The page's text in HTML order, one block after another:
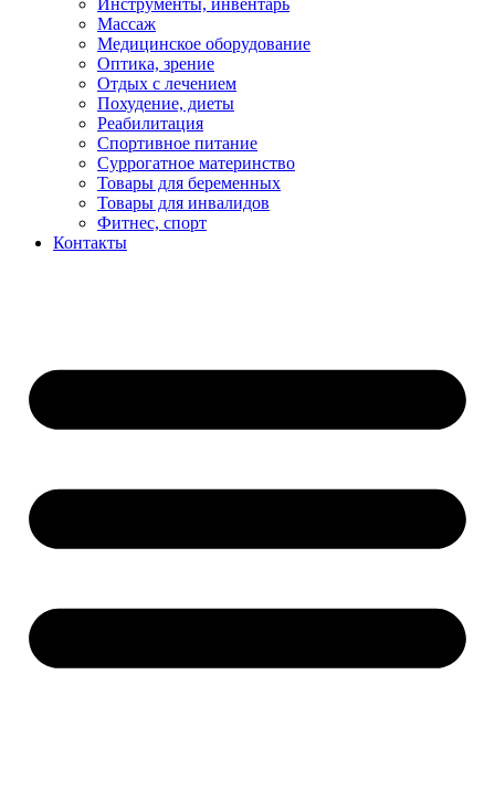
Массаж
Медицинское оборудование
Оптика, зрение
Отдых с лечением
Похудение, диеты
Реабилитация
Спортивное питание
Суррогатное материнство
Товары для беременных
Товары для инвалидов
Фитнес, спорт
Контакты